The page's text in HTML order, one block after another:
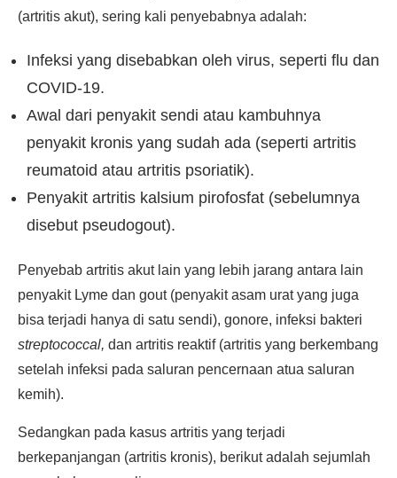
(artritis akut), sering kali penyebabnya adalah:
Infeksi yang disebabkan oleh virus, seperti flu dan
COVID-19.
Awal dari penyakit sendi atau kambuhnya
penyakit kronis yang sudah ada (seperti artritis
reumatoid atau artritis psoriatik).
Penyakit artritis kalsium pirofosfat (sebelumnya
disebut pseudogout).
Penyebab artritis akut lain yang lebih jarang antara lain
penyakit Lyme dan gout (penyakit asam urat yang juga
bisa terjadi hanya di satu sendi), gonore, infeksi bakteri
streptococcal, dan artritis reaktif (artritis yang berkembang
setelah infeksi pada saluran pencernaan atua saluran
kemih).
Sedangkan pada kasus artritis yang terjadi
berkepanjangan (artritis kronis), berikut adalah sejumlah